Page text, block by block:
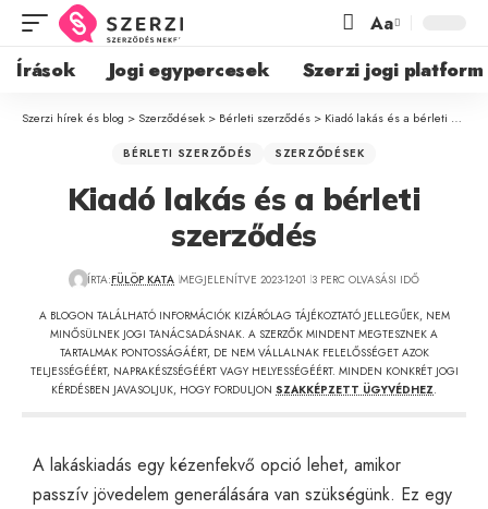
Aa
Írások Jogi egypercesek Szerzi jogi platform
Szerzi hírek és blog > Szerződések > Bérleti szerződés > Kiadó lakás és a bérleti szerződés
BÉRLETI SZERZŐDÉS SZERZŐDÉSEK
Kiadó lakás és a bérleti
szerződés
ÍRTA:FÜLÖP KATA MEGJELENÍTVE 2023-12-01 3 PERC OLVASÁSI IDŐ
A BLOGON TALÁLHATÓ INFORMÁCIÓK KIZÁRÓLAG TÁJÉKOZTATÓ JELLEGŰEK, NEM
MINŐSÜLNEK JOGI TANÁCSADÁSNAK. A SZERZŐK MINDENT MEGTESZNEK A
TARTALMAK PONTOSSÁGÁÉRT, DE NEM VÁLLALNAK FELELŐSSÉGET AZOK
TELJESSÉGÉÉRT, NAPRAKÉSZSÉGÉÉRT VAGY HELYESSÉGÉÉRT. MINDEN KONKRÉT JOGI
KÉRDÉSBEN JAVASOLJUK, HOGY FORDULJON SZAKKÉPZETT ÜGYVÉDHEZ.
A lakáskiadás egy kézenfekvő opció lehet, amikor
passzív jövedelem generálására van szükségünk. Ez egy